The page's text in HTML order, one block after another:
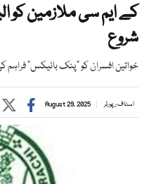
کے ایم سی ملازمین کو
شروع
خواتین افسران کو "پنک بائیکس" فراہم
اسٹاف رپورٹر August 29, 2025